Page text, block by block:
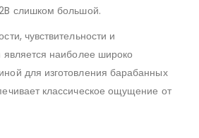
слишком большой.
чувствительности и
является наиболее широко
для изготовления барабанных
классическое ощущение от